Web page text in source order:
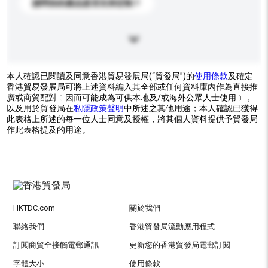
請問你的產品是否支持定制？
本人確認已閱讀及同意香港貿易發展局(“貿發局”)的使用條款及確定
香港貿易發展局可將上述資料編入其全部或任何資料庫內作為直接推
廣或商貿配對﹝因而可能成為可供本地及/或海外公眾人士使用﹞，
以及用於貿發局在私隱政策聲明中所述之其他用途；本人確認已獲得
此表格上所述的每一位人士同意及授權，將其個人資料提供予貿發局
作此表格提及的用途。
HKTDC.com 關於我們
聯絡我們 香港貿發局流動應用程式
訂閱商貿全接觸電郵通訊 更新您的香港貿發局電郵訂閱
字體大小 使用條款